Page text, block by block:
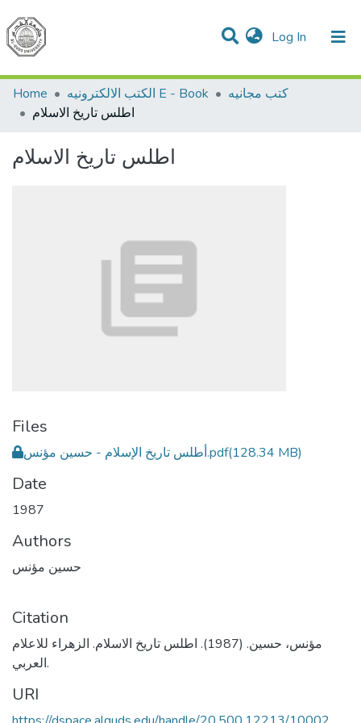
Log In (current)
Communities & Collections
All of DSpace
Home
الكتب الالكترونيه E - Book
كتب مجانيه
اطلس تاريخ الاسلام
اطلس تاريخ الاسلام
Files
أطلس تاريخ الإسلام - حسين مؤنس.pdf(128.34 MB)
Date
1987
Authors
حسين مؤنس
Citation
مؤنس، حسين. (1987). اطلس تاريخ الاسلام. الزهراء للاعلام
العربي.
URI